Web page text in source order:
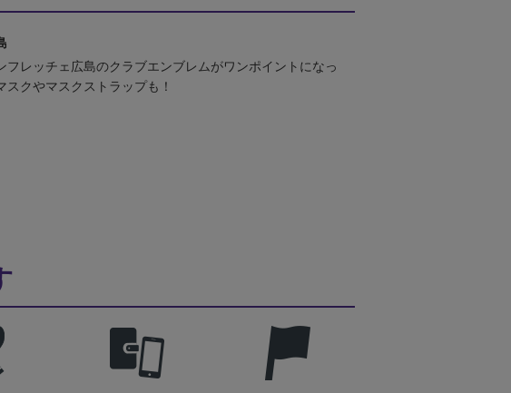
フレッチェ広島のクラブエンブレムがワンポイントになっ
スクやマスクストラップも！